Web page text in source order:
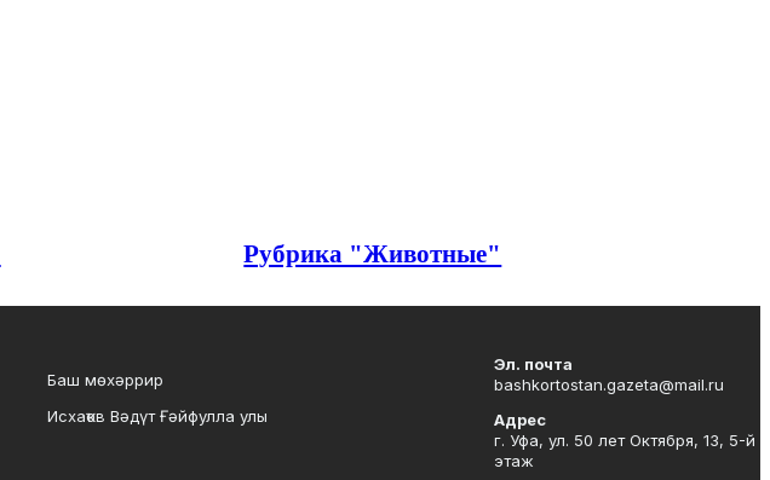
Рубрика "Животные"
Баш мөхәррир
Исхаҡов Вәдүт Ғәйфулла улы
Эл. почта
bashkortostan.gazeta@mail.ru
Адрес
г. Уфа, ул. 50 лет Октября, 13, 5-й
этаж